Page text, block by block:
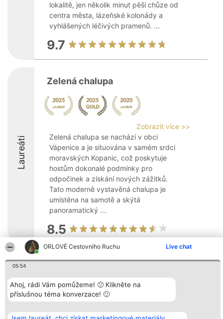
ORLOVÉ Cestovního Ruchu Live chat
05:54
Ahoj, rádi Vám pomůžeme! 🙂 Klikněte na
příslušnou téma konverzace! 🙂
lokalitě, jen několik minut pěší chůze od
centra města, lázeňské kolonády a
vyhlášených léčivých pramenů. ...
9.7
Laureáti
Zelená chalupa
Zobrazit více >>
Zelená chalupa se nachází v obci
Vápenice a je situována v samém srdci
moravských Kopanic, což poskytuje
hostům dokonalé podmínky pro
odpočinek a získání nových zážitků.
Tato moderně vystavěná chalupa je
umístěna na samotě a skýtá
panoramatický ...
8.5
Organizátor hlasování
o. sp. k.
ul. Ruska 22
Wrocław 50-079
KRS 0000749100 | Regon
Plebiscyt
Seznam všech
laureátů
Zásady
Pravidla
ochrany
Kontakt